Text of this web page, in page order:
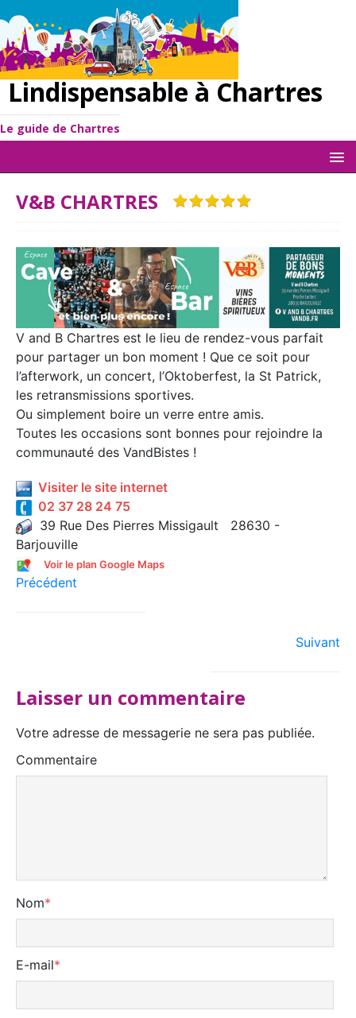
Lindispensable à Chartres
Le guide de Chartres
V&B CHARTRES
V and B Chartres est le lieu de rendez-vous parfait
pour partager un bon moment ! Que ce soit pour
l’afterwork, un concert, l’Oktoberfest, la St Patrick,
les retransmissions sportives.
Ou simplement boire un verre entre amis.
Toutes les occasions sont bonnes pour rejoindre la
communauté des VandBistes !
Visiter le site internet
02 37 28 24 75
39 Rue Des Pierres Missigault 28630 -
Barjouville
Voir le plan Google Maps
Précédent
Suivant
Laisser un commentaire
Votre adresse de messagerie ne sera pas publiée.
Commentaire
Nom*
E-mail*